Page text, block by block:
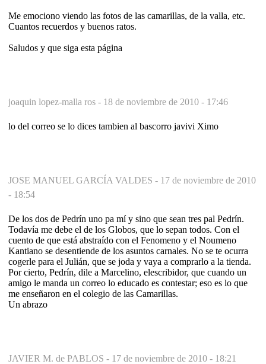
Me emociono viendo las fotos de las camarillas, de la valla, etc.
Cuantos recuerdos y buenos ratos.
Saludos y que siga esta página
joaquin lopez-malla ros - 18 de noviembre de 2010 - 17:46
lo del correo se lo dices tambien al bascorro javivi Ximo
JOSE MANUEL GARCÍA VALDES - 17 de noviembre de 2010
- 18:54
De los dos de Pedrín uno pa mí y sino que sean tres pal Pedrín.
Todavía me debe el de los Globos, que lo sepan todos. Con el
cuento de que está abstraído con el Fenomeno y el Noumeno
Kantiano se desentiende de los asuntos carnales. No se te ocurra
cogerle para el Julián, que se joda y vaya a comprarlo a la tienda.
Por cierto, Pedrín, dile a Marcelino, elescribidor, que cuando un
amigo le manda un correo lo educado es contestar; eso es lo que
me enseñaron en el colegio de las Camarillas.
Un abrazo
JAVIER M. de PABLOS - 17 de noviembre de 2010 - 18:21